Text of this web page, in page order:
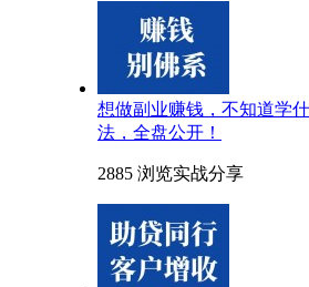
想做副业赚钱，不知道学
法，全盘公开！
2885 浏览实战分享